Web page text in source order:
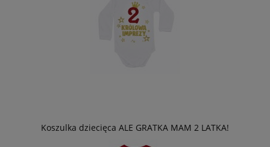
Koszulka dziecięca ALE GRATKA MAM 2 LATKA!